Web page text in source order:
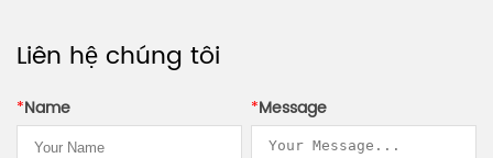
Liên hệ chúng tôi
*Name *Message